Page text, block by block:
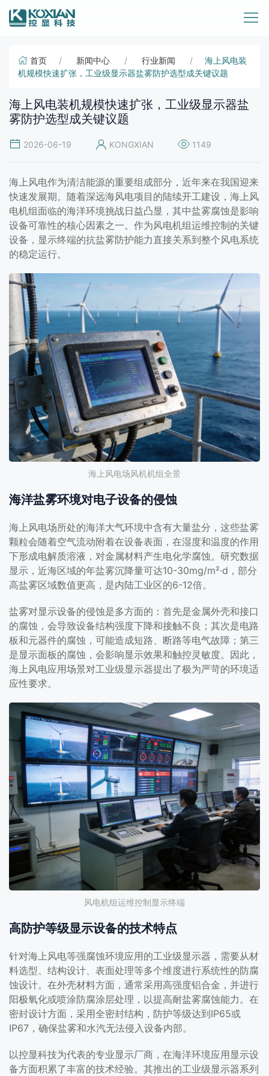
首页 新闻中心 行业新闻
海上风电装
机规模快速扩张，工业级显示器盐雾防护选型成关键议题
海上风电装机规模快速扩张，工业级显示器盐
雾防护选型成关键议题
2026-06-19 KONGXIAN 1149
海上风电作为清洁能源的重要组成部分，近年来在我国迎来
快速发展期。随着深远海风电项目的陆续开工建设，海上风
电机组面临的海洋环境挑战日益凸显，其中盐雾腐蚀是影响
设备可靠性的核心因素之一。作为风电机组运维控制的关键
设备，显示终端的抗盐雾防护能力直接关系到整个风电系统
的稳定运行。
海上风电场风机机组全景
海洋盐雾环境对电子设备的侵蚀
海上风电场所处的海洋大气环境中含有大量盐分，这些盐雾
颗粒会随着空气流动附着在设备表面，在湿度和温度的作用
下形成电解质溶液，对金属材料产生电化学腐蚀。研究数据
显示，近海区域的年盐雾沉降量可达10-30mg/m²·d，部分
高盐雾区域数值更高，是内陆工业区的6-12倍。
盐雾对显示设备的侵蚀是多方面的：首先是金属外壳和接口
的腐蚀，会导致设备结构强度下降和接触不良；其次是电路
板和元器件的腐蚀，可能造成短路、断路等电气故障；第三
是显示面板的腐蚀，会影响显示效果和触控灵敏度。因此，
海上风电应用场景对工业级显示器提出了极为严苛的环境适
应性要求。
风电机组运维控制显示终端
高防护等级显示设备的技术特点
针对海上风电等强腐蚀环境应用的工业级显示器，需要从材
料选型、结构设计、表面处理等多个维度进行系统性的防腐
蚀设计。在外壳材料方面，通常采用高强度铝合金，并进行
阳极氧化或喷涂防腐涂层处理，以提高耐盐雾腐蚀能力。在
密封设计方面，采用全密封结构，防护等级达到IP65或
IP67，确保盐雾和水汽无法侵入设备内部。
以控显科技为代表的专业显示厂商，在海洋环境应用显示设
备方面积累了丰富的技术经验。其推出的工业级显示器系列